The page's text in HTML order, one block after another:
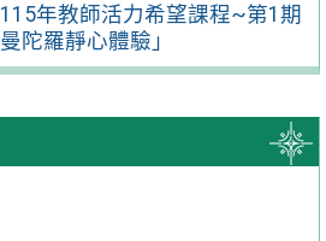
年教師活力希望課程~第1期
陀羅靜心體驗」